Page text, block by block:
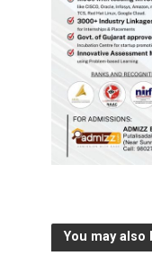
You may also